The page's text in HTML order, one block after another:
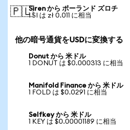
🇵🇱Siren から ポーランド ズロチ
1 SI は zł 0.011 に相当
他の暗号通貨をUSDに変換する
Donut から 米ドル
1 DONUT は $0.000313 に相当
Manifold Finance から 米ドル
1 FOLD は $0.0291 に相当
Selfkey から 米ドル
1 KEY は $0.00001189 に相当